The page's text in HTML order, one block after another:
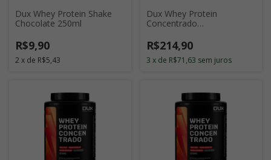
Dux Whey Protein Shake
Chocolate 250ml
R$9,90
2 x de R$5,43
Dux Whey Protein
Concentrado
R$214,90
3 x de R$71,63 sem juros